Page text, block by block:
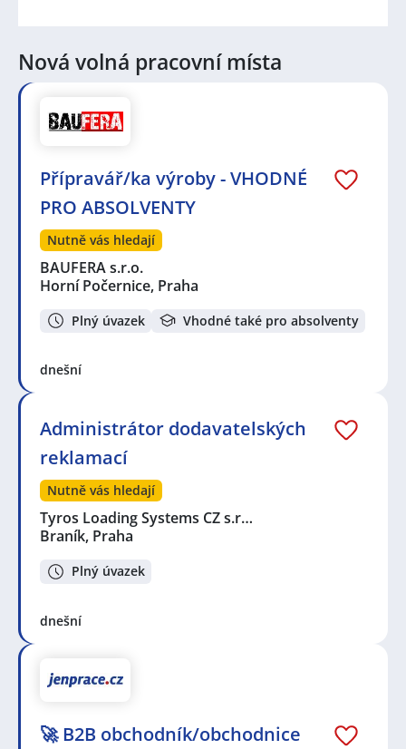
Nová volná pracovní místa
Přípravář/ka výroby - VHODNÉ
PRO ABSOLVENTY
Nutně vás hledají
BAUFERA s.r.o.
Horní Počernice, Praha
Plný úvazek Vhodné také pro absolventy
dnešní
Administrátor dodavatelských
reklamací
Nutně vás hledají
Tyros Loading Systems CZ s.r…
Braník, Praha
Plný úvazek
dnešní
🚀 B2B obchodník/obchodnice